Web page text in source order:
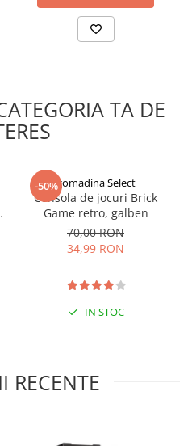
TA DE
-50%gomadina Select
Consola de jocuri Brick
Game retro, galben
70,00 RON
34,99 RON
IN STOC
RECENTE